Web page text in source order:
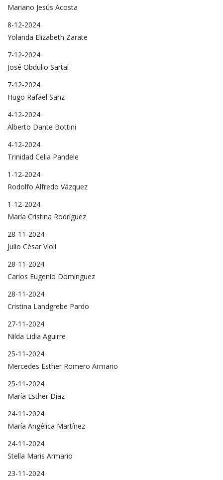
Mariano Jesús Acosta
8-12-2024
Yolanda Elizabeth Zarate
7-12-2024
José Obdulio Sartal
7-12-2024
Hugo Rafael Sanz
4-12-2024
Alberto Dante Bottini
4-12-2024
Trinidad Celia Pandele
1-12-2024
Rodolfo Alfredo Vázquez
1-12-2024
María Cristina Rodríguez
28-11-2024
Julio César Violi
28-11-2024
Carlos Eugenio Domínguez
28-11-2024
Cristina Landgrebe Pardo
27-11-2024
Nilda Lidia Aguirre
25-11-2024
Mercedes Esther Romero Armario
25-11-2024
María Esther Díaz
24-11-2024
María Angélica Martínez
24-11-2024
Stella Maris Armario
23-11-2024